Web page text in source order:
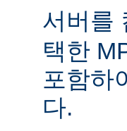
서버를
택한
포함하
다.